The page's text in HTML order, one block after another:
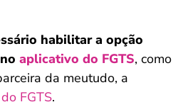
habilitar a opção
aplicativo do FGTS, como
da meutudo, a
FGTS.